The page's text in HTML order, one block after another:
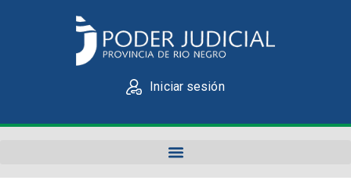
Iniciar sesión